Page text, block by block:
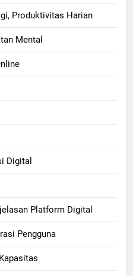
Produktivitas Harian
Mental
Digital
Platform Digital
Pengguna